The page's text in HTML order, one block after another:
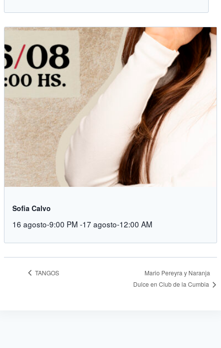
Sofia Calvo
16 agosto-9:00 PM -17 agosto-12:00 AM
TANGOS
Mario Pereyra y Naranja
Dulce en Club de la Cumbia